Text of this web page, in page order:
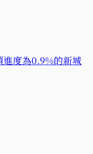
度為0.9%的新城